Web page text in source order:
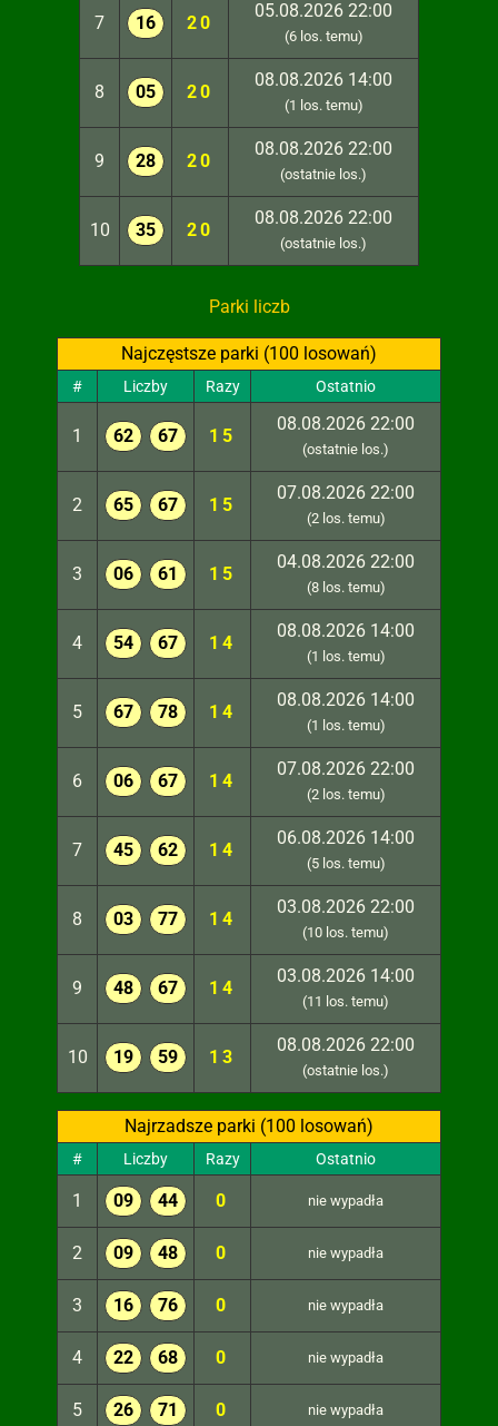
7 16 20
05.08.2026 22:00
(6 los. temu)
8 05 20
08.08.2026 14:00
(1 los. temu)
9 28 20
08.08.2026 22:00
(ostatnie los.)
10 35 20
08.08.2026 22:00
(ostatnie los.)
Parki liczb
Najczęstsze parki (100 losowań)
# Liczby Razy Ostatnio
1 62 67 15
08.08.2026 22:00
(ostatnie los.)
2 65 67 15
07.08.2026 22:00
(2 los. temu)
3 06 61 15
04.08.2026 22:00
(8 los. temu)
4 54 67 14
08.08.2026 14:00
(1 los. temu)
5 67 78 14
08.08.2026 14:00
(1 los. temu)
6 06 67 14
07.08.2026 22:00
(2 los. temu)
7 45 62 14
06.08.2026 14:00
(5 los. temu)
8 03 77 14
03.08.2026 22:00
(10 los. temu)
9 48 67 14
03.08.2026 14:00
(11 los. temu)
10 19 59 13
08.08.2026 22:00
(ostatnie los.)
Najrzadsze parki (100 losowań)
# Liczby Razy Ostatnio
1 09 44 0 nie wypadła
2 09 48 0 nie wypadła
3 16 76 0 nie wypadła
4 22 68 0 nie wypadła
5 26 71 0 nie wypadła